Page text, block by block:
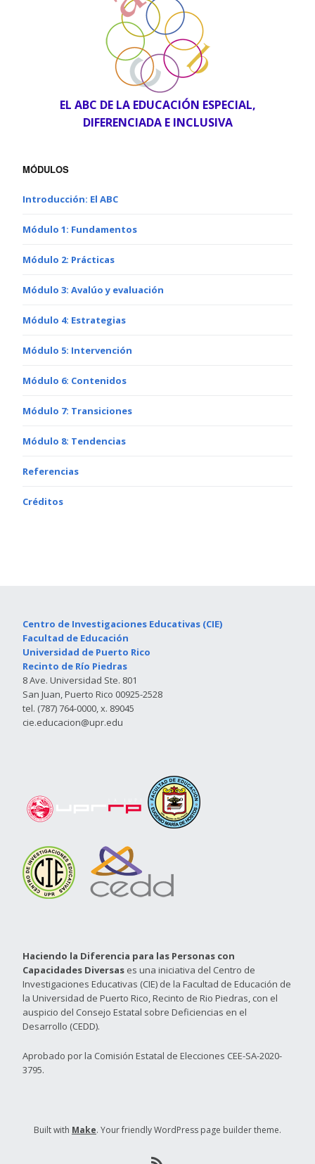
EL ABC DE LA EDUCACIÓN ESPECIAL,
DIFERENCIADA E INCLUSIVA
MÓDULOS
Introducción: El ABC
Módulo 1: Fundamentos
Módulo 2: Prácticas
Módulo 3: Avalúo y evaluación
Módulo 4: Estrategias
Módulo 5: Intervención
Módulo 6: Contenidos
Módulo 7: Transiciones
Módulo 8: Tendencias
Referencias
Créditos
Centro de Investigaciones Educativas (CIE)
Facultad de Educación
Universidad de Puerto Rico
Recinto de Río Piedras
8 Ave. Universidad Ste. 801
San Juan, Puerto Rico 00925-2528
tel. (787) 764-0000, x. 89045
cie.educacion@upr.edu
Haciendo la Diferencia para las Personas con
Capacidades Diversas es una iniciativa del Centro de
Investigaciones Educativas (CIE) de la Facultad de Educación de
la Universidad de Puerto Rico, Recinto de Rio Piedras, con el
auspicio del Consejo Estatal sobre Deficiencias en el
Desarrollo (CEDD).
Aprobado por la Comisión Estatal de Elecciones CEE-SA-2020-
3795.
Built with Make. Your friendly WordPress page builder theme.